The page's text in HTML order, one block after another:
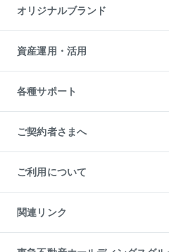
アパート経営
収益物件
ビル購入（ビル一棟）
投資用不動産の売却査定
事業用不動産の売却査定
マンションライブラリー
人気マンションランキング
暮らしに役立つ不動産メディア
不動産相場・不動産価格情報
不動産コラム・ニュース
不動産用語集
不動産なんでもネット相談室
住まいの税金
オリジナルブランド
一棟リノベーションマンション
L`GENTE（ルジェンテ）
区分リノベーションマンション
投資用一棟レジデンスWELL
不動産小口投資
LEGACIA（レガシア）
資産運用・活用
不動産M&A
アセットマネジメント・出資
各種サポート
相続サポート
リフォームサポート
ご契約者さまへ
ご紹介・再契約特典
入居者様専用-各種ご案内（賃貸）
東急こすもす会「こすもすWeb」
ご利用について
金融商品取引について
東急リバブル ソーシャルメディアポリ
ご意見・お問い合わせ（金融商品取引
関連リンク
これからご結婚される方に東急百貨店